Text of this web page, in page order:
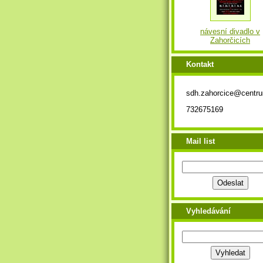
návesní divadlo v
Zahorčicích
Kontakt
732675169
Mail list
Vyhledávání